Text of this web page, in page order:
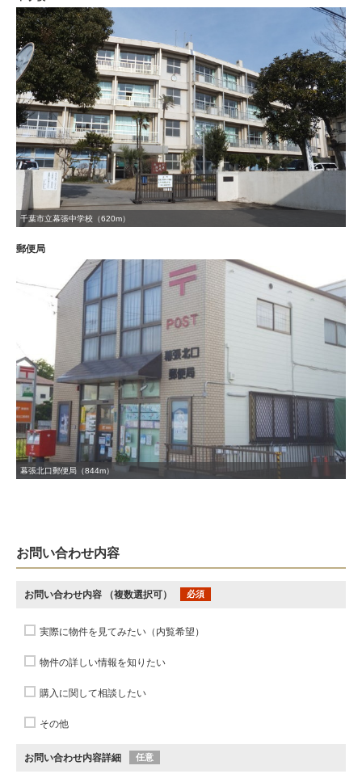
千葉市立幕張中学校（620m）
郵便局
幕張北口郵便局（844m）
お問い合わせ内容
お問い合わせ内容 （複数選択可） 必須
実際に物件を見てみたい（内覧希望）
物件の詳しい情報を知りたい
購入に関して相談したい
その他
お問い合わせ内容詳細 任意